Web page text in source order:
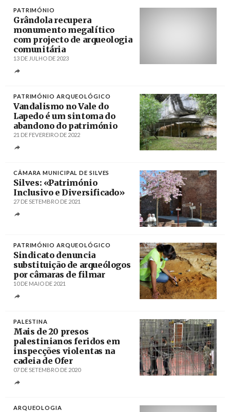
PATRIMÓNIO
Grândola recupera
monumento megalítico
com projecto de arqueologia
comunitária
13 DE JULHO DE 2023
PATRIMÓNIO ARQUEOLÓGICO
Vandalismo no Vale do
Lapedo é um sintoma do
abandono do património
21 DE FEVEREIRO DE 2022
CÂMARA MUNICIPAL DE SILVES
Silves: «Património
Inclusivo e Diversificado»
27 DE SETEMBRO DE 2021
PATRIMÓNIO ARQUEOLÓGICO
Sindicato denuncia
substituição de arqueólogos
por câmaras de filmar
10 DE MAIO DE 2021
PALESTINA
Mais de 20 presos
palestinianos feridos em
inspecções violentas na
cadeia de Ofer
07 DE SETEMBRO DE 2020
ARQUEOLOGIA